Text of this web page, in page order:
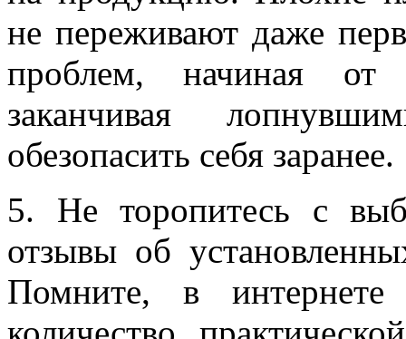
не переживают даже
проблем, начиная от
заканчивая
обезопасить себя заранее.
5. Не торопитесь с
отзывы об
Помните, в